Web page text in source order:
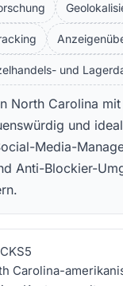
und
North Carolina
und
Media-
Anti-Blockier-
Carolina-